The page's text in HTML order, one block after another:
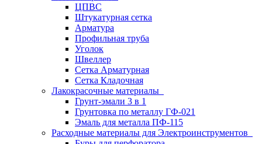
ЦПВС
Штукатурная сетка
Арматура
Профильная труба
Уголок
Швеллер
Сетка Арматурная
Сетка Кладочная
Лакокрасочные материалы
Грунт-эмали 3 в 1
Грунтовка по металлу ГФ-021
Эмаль для металла ПФ-115
Расходные материалы для Электроинструментов